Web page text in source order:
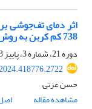
738 کم کربن به روش الکتروفورتیک
دوره 21، شماره 3، پاییز 1403، صفحه
حسن عزتی
مشاهده مقاله